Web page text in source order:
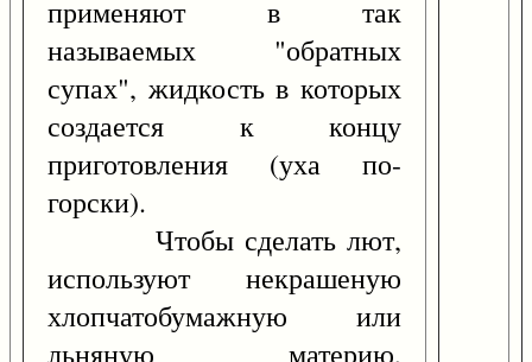
применяют в так
называемых "обратных
супах", жидкость в которых
создается к концу
приготовления (уха по-
горски).
Чтобы сделать лют,
используют некрашеную
хлопчатобумажную или
льняную материю,